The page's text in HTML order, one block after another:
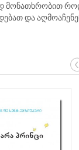
მონათხრობით
და